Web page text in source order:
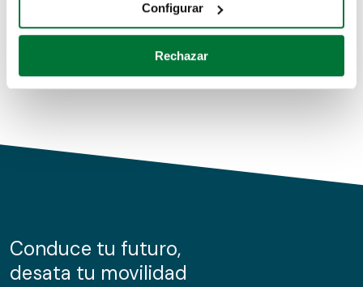
Identificar su dispositivo analizándolo activamente
para buscar características específicas (huellas
Obtenga más información sobre cómo se procesan sus
de cookies.
información sobre el uso que haga del sitio web con
nuestros partners de redes sociales, publicidad y análisis
Configurar
Rechazar
Conduce tu futuro,
desata tu movilidad